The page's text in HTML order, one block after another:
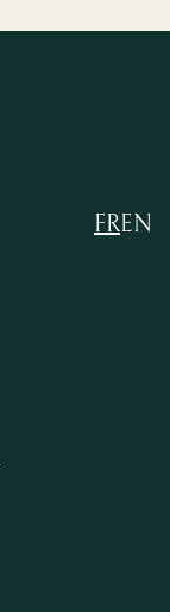
EN
FR